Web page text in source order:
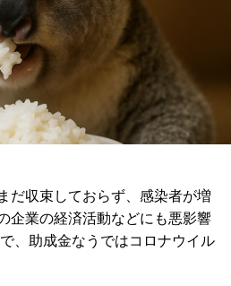
だ収束しておらず、感染者が増
企業の経済活動などにも悪影響
、助成金なうではコロナウイル